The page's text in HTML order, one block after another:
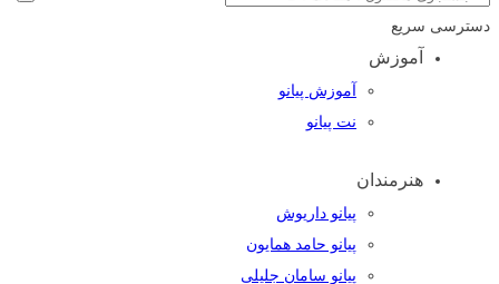
دسترسی سریع
آموزش
آموزش پیانو
نت پیانو
هنرمندان
پیانو داریوش
پیانو حامد همایون
پیانو سامان جلیلی